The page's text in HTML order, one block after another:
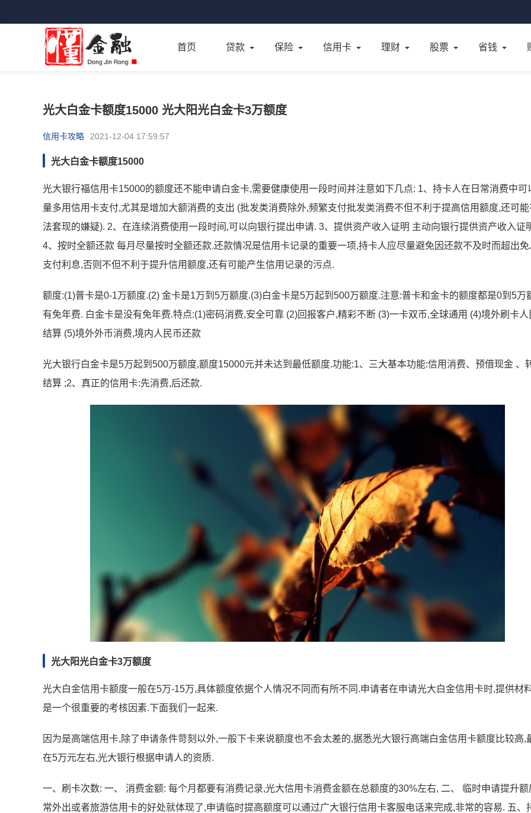
首页 贷款 保险 信用卡 理财 股票 省钱
光大白金卡额度15000 光大阳光白金卡3万额度
信用卡攻略 2021-12-04 17:59:57
光大白金卡额度15000
光大银行福信用卡15000的额度还不能申请白金卡,需要健康使用一段时间并注意如下几点: 1、持卡人在日常消费中可
量多用信用卡支付,尤其是增加大额消费的支出 (批发类消费除外,频繁支付批发类消费不但不利于提高信用额度,还可
法套现的嫌疑). 2、在连续消费使用一段时间,可以向银行提出申请. 3、提供资产收入证明 主动向银行提供资产收入证
4、按时全额还款 每月尽量按时全额还款.还款情况是信用卡记录的重要一项,持卡人应尽量避免因还款不及时而超出免
支付利息,否则不但不利于提升信用额度,还有可能产生信用记录的污点.
额度:(1)普卡是0-1万额度.(2) 金卡是1万到5万额度.(3)白金卡是5万起到500万额度.注意:普卡和金卡的额度都是0到5万
有免年费. 白金卡是没有免年费.特点:(1)密码消费,安全可靠 (2)回报客户,精彩不断 (3)一卡双币,全球通用 (4)境外刷卡人
结算 (5)境外外币消费,境内人民币还款
光大银行白金卡是5万起到500万额度,额度15000元并未达到最低额度.功能:1、三大基本功能:信用消费、预借现金 、
结算 ;2、真正的信用卡:先消费,后还款.
光大阳光白金卡3万额度
光大白金信用卡额度一般在5万-15万,具体额度依据个人情况不同而有所不同.申请者在申请光大白金信用卡时,提供材
是一个很重要的考核因素.下面我们一起来.
因为是高端信用卡,除了申请条件苛刻以外,一般下卡来说额度也不会太差的,据悉光大银行高端白金信用卡额度比较高,
在5万元左右,光大银行根据申请人的资质.
一、刷卡次数: 一、 消费金额: 每个月都要有消费记录,光大信用卡消费金额在总额度的30%左右, 二、 临时申请提升额
常外出或者旅游信用卡的好处就体现了,申请临时提高额度可以通过广大银行信用卡客服电话来完成,非常的容易. 五、